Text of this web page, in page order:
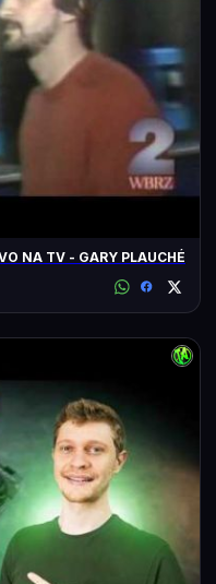
NA TV - GARY PLAUCHÉ